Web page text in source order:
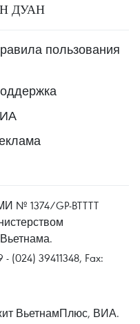
ДУАН
пользования
№ 1374/GP-BTTTT
(024) 39411348, Fax:
ВьетнамПлюс, ВИА.